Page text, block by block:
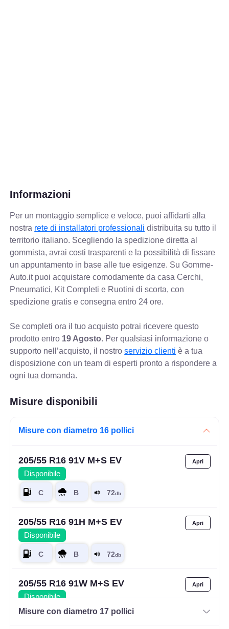
Informazioni
Per un montaggio semplice e veloce, puoi affidarti alla
nostra rete di installatori professionali distribuita su tutto il
territorio italiano. Scegliendo la spedizione diretta al
gommista, avrai costi trasparenti e la possibilità di fissare
un appuntamento in base alle tue esigenze. Su Gomme-
Auto.it puoi acquistare comodamente da casa Cerchi,
Pneumatici, Kit Completi e Ruotini di scorta, con
spedizione gratis e consegna entro 24 ore.
Se completi ora il tuo acquisto potrai ricevere questo
prodotto entro 19 Agosto. Per qualsiasi informazione o
supporto nell’acquisto, il nostroservizio clienti è a tua
disposizione con un team di esperti pronto a rispondere a
ogni tua domanda.
Misure disponibili
Misure con diametro 16 pollici
205/55 R16 91V M+S EV
Disponibile
205/55 R16 91H M+S EV
Disponibile
205/55 R16 91W M+S EV
Disponibile
Misure con diametro 17 pollici